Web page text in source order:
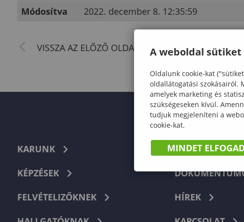
Módosítva
2022. december 8. 12:35:59
KARUNK
KÉPZÉSEK
FELVÉTELIZŐKNEK HÍREK
A weboldal sütiket
Oldalunk cookie-kat
oldallátogatási szokásairól.
amelyek marketing és
szükségeseken kívül.
tudjuk megjeleníteni a
cookie-kat.
MINDET